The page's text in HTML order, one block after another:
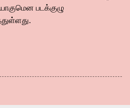
படக்குழு